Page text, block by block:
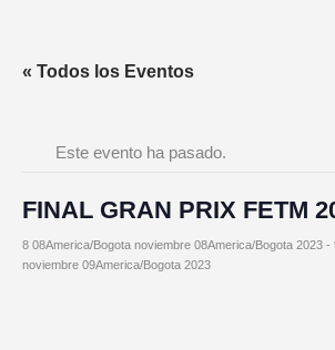
« Todos los Eventos
Este evento ha pasado.
FINAL GRAN PRIX FETM
8 08America/Bogota noviembre 08America/Bogota 2023 -
noviembre 09America/Bogota 2023